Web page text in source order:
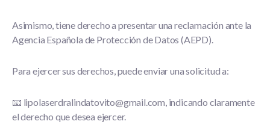
Asimismo, tiene derecho a presentar una reclamación ante la
Agencia Española de Protección de Datos (AEPD)
Para ejercer sus derechos, puede enviar una solicitud a:
📧 lipolaserdralindatovito@gmail.com , indicando claramente
el derecho que desea ejercer.